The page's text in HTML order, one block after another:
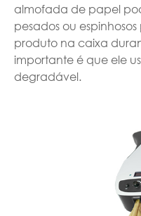
almofada de papel
pesados ou
produto na caixa
importante é que ele
degradável.